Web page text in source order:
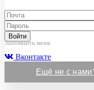
Войти
Запомнить меня
Вконтакте
Ещё не с